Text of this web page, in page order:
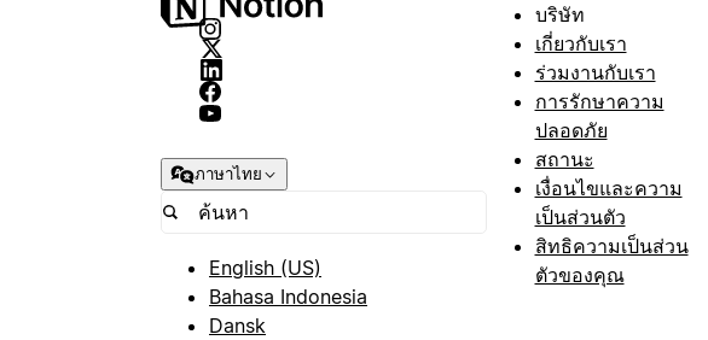
ภาษาไทย
English (US)
Bahasa Indonesia
Dansk
บริษัท
เกี่ยวกับเรา
ร่วมงานกับเรา
การรักษาความ
ปลอดภัย
สถานะ
เงื่อนไขและความ
เป็นส่วนตัว
สิทธิความเป็นส่วน
ตัวของคุณ